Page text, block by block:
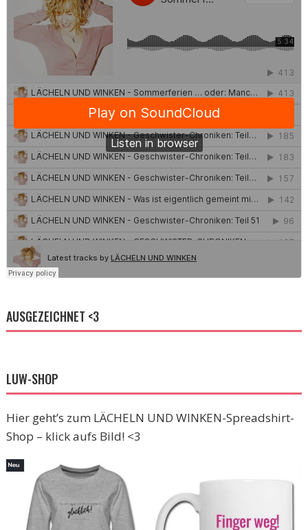
AUSGEZEICHNET <3
LUW-SHOP
Hier geht’s zum LÄCHELN UND WINKEN-Spreadshirt-
Shop – klick aufs Bild! <3